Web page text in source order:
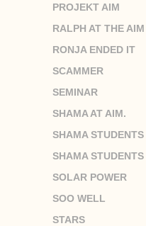
PROJEKT AIM
RALPH AT THE
RONJA ENDED IT
SCAMMER
SEMINAR
SHAMA AT AIM.
SHAMA STUDENTS
SHAMA STUDENTS
SOLAR POWER
SOO WELL
STARS